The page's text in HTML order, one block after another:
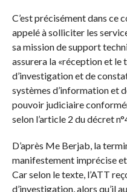
C’est précisément dans ce
appelé à solliciter les
sa mission de support
assurera la «réception et le
d’investigation et de
systèmes d’information et
pouvoir judiciaire
selon l’article 2 du décret
D’après Me Berjab, la
manifestement imprécise et
Car selon le texte, l’ATT
d’investigation, alors qu’il